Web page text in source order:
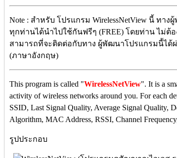
Note : สำหรับ โปรแกรม WirelessNetView นี้ ทาง
ทุกท่านได้นำไปใช้กันฟรีๆ (FREE) โดยท่าน ไม่ต้
สามารถที่จะติดต่อกับทาง ผู้พัฒนาโปรแกรมนี้ได้ผ่า
(ภาษาอังกฤษ)
This program is called "WirelessNetView". It is a
activity of wireless networks around you. For each
SSID, Last Signal Quality, Average Signal Quality,
Algorithm, MAC Address, RSSI, Channel
รูปประกอบ